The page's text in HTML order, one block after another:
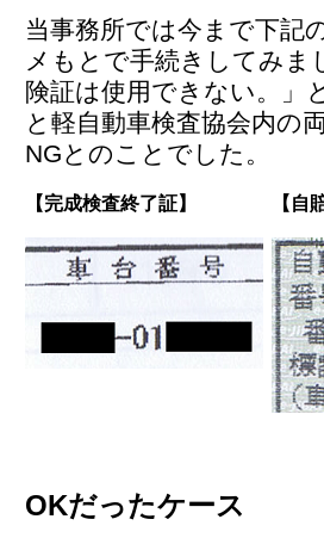
当事務所では今まで下記
メもとで手続きしてみま
険証は使用できない。」
と軽自動車検査協会内の
NGとのことでした。
【完成検査終了証】 【自
OKだったケース